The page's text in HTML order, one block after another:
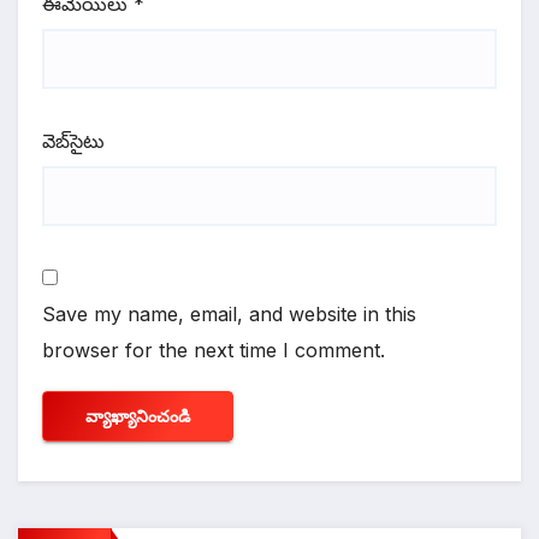
వెబ్‌సైటు
Save my name, email, and website in this
browser for the next time I comment.